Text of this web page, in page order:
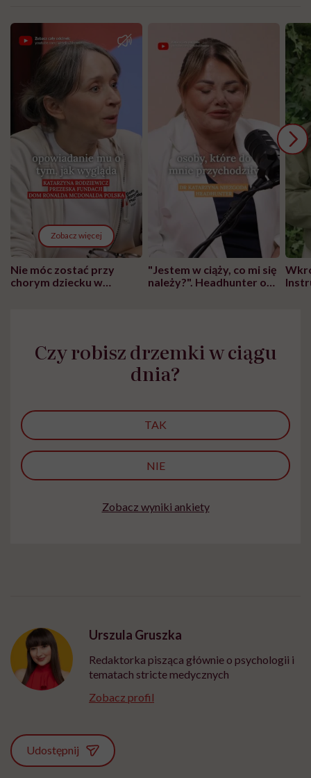
Zobacz więcej
Nie móc zostać przy
chorym dziecku w
wyobraźni"
"Jestem w ciąży, co mi się
należy?". Headhunter o
Czy robisz drzemki w ciągu
dnia?
TAK
NIE
Zobacz wyniki ankiety
Urszula Gruszka
Redaktorka pisząca głównie o psychologii i
tematach stricte medycznych
Zobacz profil
Udostępnij